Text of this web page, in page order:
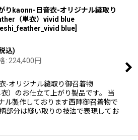
絞り込む
りkaonn-日音衣-オリジナル縫取り
（単衣）vivid blue
blue
込)
: 224,400円
-オリジナル縫取り御召着物
）のお仕立て上がり製品です。 当
ル製作しております西陣御召着物で
部分は縫い取りの技法で表現してお